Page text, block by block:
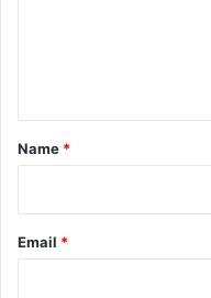
*
Name *
Email *